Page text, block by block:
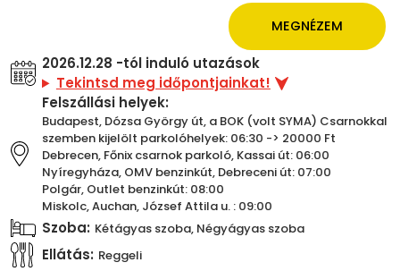
MEGNÉZEM
2026.12.28 -tól induló utazások
Tekintsd meg időpontjainkat!
Felszállási helyek:
Budapest, Dózsa György út, a BOK (volt SYMA) Csarnokkal
szemben kijelölt parkolóhelyek: 06:30 -> 20000 Ft
Debrecen, Főnix csarnok parkoló, Kassai út: 06:00
Nyíregyháza, OMV benzinkút, Debreceni út: 07:00
Polgár, Outlet benzinkút: 08:00
Miskolc, Auchan, József Attila u. : 09:00
Szoba: Kétágyas szoba, Négyágyas szoba
Ellátás: Reggeli